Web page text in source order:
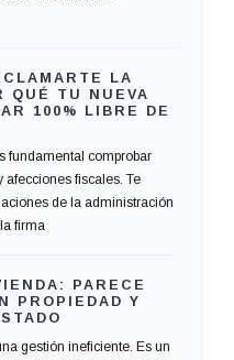
LA
QUÉ TU NUEVA
100% LIBRE DE
fundamental comprobar
afecciones fiscales. Te
de la administración
firma
PARECE
PROPIEDAD Y
gestión ineficiente. Es un